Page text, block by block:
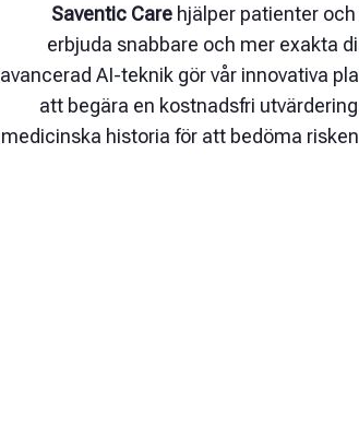
Saventic Care hjälper patienter
erbjuda snabbare och mer exakta
avancerad AI-teknik gör vår innovativa
att begära en kostnadsfri
medicinska historia för att bedöma